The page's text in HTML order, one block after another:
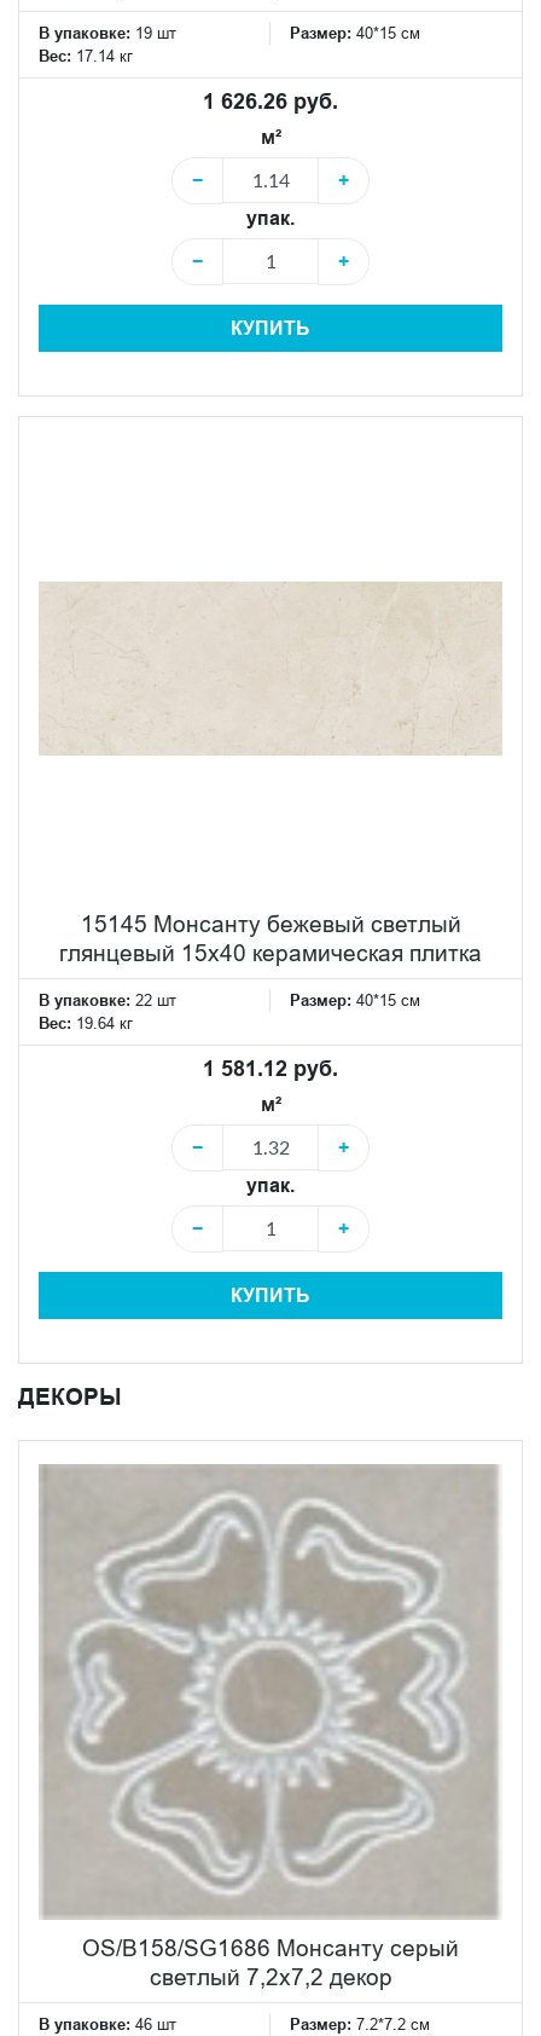
В упаковке: 19 шт Размер: 40*15 см
Вес: 17.14 кг
1 626.26 руб.
м²
−
+
упак.
−
+
КУПИТЬ
15145 Монсанту бежевый светлый
глянцевый 15х40 керамическая плитка
В упаковке: 22 шт Размер: 40*15 см
Вес: 19.64 кг
1 581.12 руб.
м²
−
+
упак.
−
+
КУПИТЬ
ДЕКОРЫ
OS/B158/SG1686 Монсанту серый
светлый 7,2х7,2 декор
В упаковке: 46 шт Размер: 7.2*7.2 см